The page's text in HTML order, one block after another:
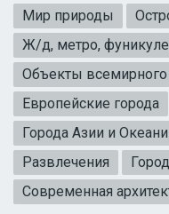
Мир природы
Ж/д, метро,
Объекты всемирного
Европейские города
Города Азии и
Развлечения
Современная